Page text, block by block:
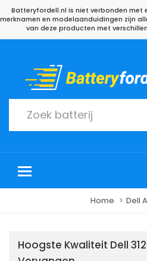
Batteryfordell.nl is niet verbonden met
merknamen en modelaanduidingen zijn
van deze producten met
Home Dell
Hoogste Kwaliteit Dell